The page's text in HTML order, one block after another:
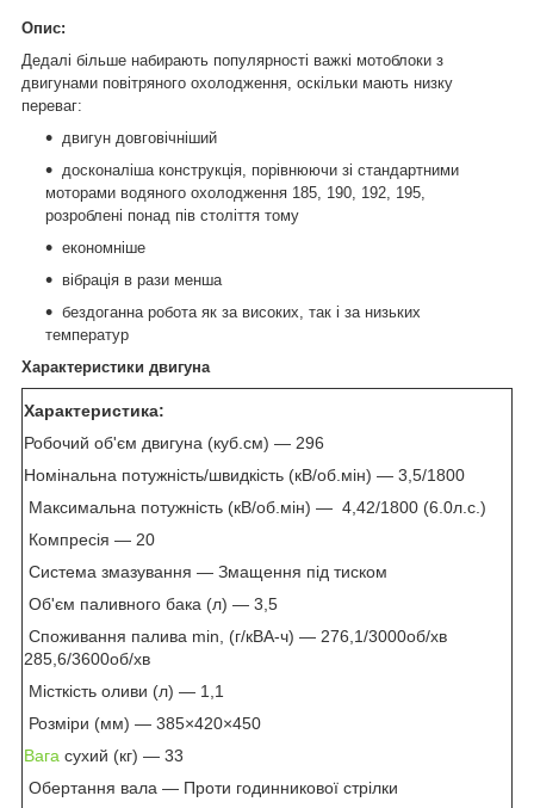
Опис:
Дедалі більше набирають популярності важкі мотоблоки з
двигунами повітряного охолодження, оскільки мають низку
переваг:
двигун довговічніший
досконаліша конструкція, порівнюючи зі стандартними
моторами водяного охолодження 185, 190, 192, 195,
розроблені понад пів століття тому
економніше
вібрація в рази менша
бездоганна робота як за високих, так і за низьких
температур
Характеристики двигуна
Характеристика:
Робочий об'єм двигуна (куб.см) — 296
Номінальна потужність/швидкість (кВ/об.мін) — 3,5/1800
Максимальна потужність (кВ/об.мін) — 4,42/1800 (6.0л.с.)
Компресія — 20
Система змазування — Змащення під тиском
Об'єм паливного бака (л) — 3,5
Споживання палива min, (г/кВА-ч) — 276,1/3000об/хв
285,6/3600об/хв
Місткість оливи (л) — 1,1
Розміри (мм) — 385×420×450
Вага сухий (кг) — 33
Обертання вала — Проти годинникової стрілки